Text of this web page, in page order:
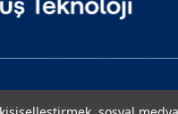
Doğuş Teknoloji. Tüm